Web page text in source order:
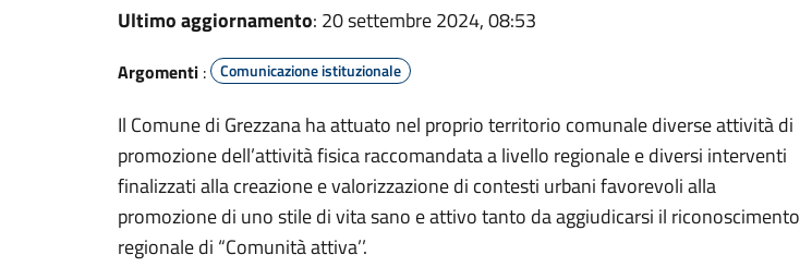
Ultimo aggiornamento: 20 settembre 2024, 08:53
Argomenti : Comunicazione istituzionale
Il Comune di Grezzana ha attuato nel proprio territorio comunale diverse attività di
promozione dell’attività fisica raccomandata a livello regionale e diversi interventi
finalizzati alla creazione e valorizzazione di contesti urbani favorevoli alla
promozione di uno stile di vita sano e attivo tanto da aggiudicarsi il riconoscimento
regionale di “Comunità attiva’’.